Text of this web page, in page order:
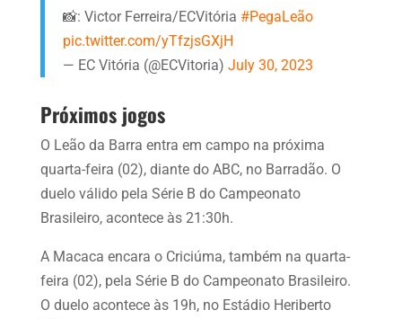
📸: Victor Ferreira/ECVitória #PegaLeão
pic.twitter.com/yTfzjsGXjH
— EC Vitória (@ECVitoria) July 30, 2023
Próximos jogos
O Leão da Barra entra em campo na próxima
quarta-feira (02), diante do ABC, no Barradão. O
duelo válido pela Série B do Campeonato
Brasileiro, acontece às 21:30h.
A Macaca encara o Criciúma, também na quarta-
feira (02), pela Série B do Campeonato Brasileiro.
O duelo acontece às 19h, no Estádio Heriberto